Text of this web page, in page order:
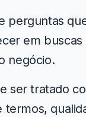
perguntas
em
negócio.
ser tratado